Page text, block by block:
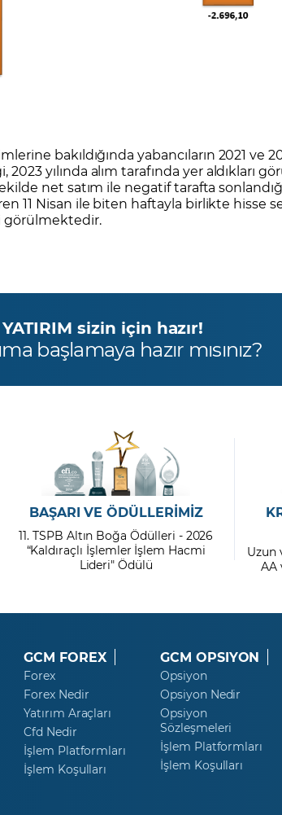
bakıldığında yabancıların 2021 ve
yılında alım tarafında yer aldıkları
şekilde net satım ile negatif tarafta
11 Nisan ile biten haftayla birlikte hisse
görülmektedir.
sizin için hazır!
başlamaya hazır mısınız?
BAŞARI VE ÖDÜLLERİMİZ
11. TSPB Altın Boğa Ödülleri - 2026
“Kaldıraçlı İşlemler İşlem Hacmi
Lideri" Ödülü
Uzun
AA
GCM FOREX
Forex
Forex Nedir
Yatırım Araçları
Cfd Nedir
İşlem Platformları
İşlem Koşulları
GCM OPSIYON
Opsiyon
Opsiyon Nedir
Opsiyon
Sözleşmeleri
İşlem Platformları
İşlem Koşulları